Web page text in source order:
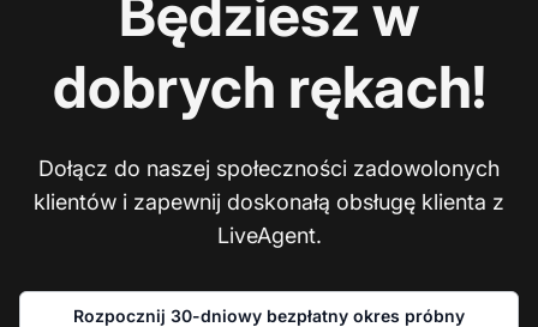
Będziesz w
dobrych rękach!
Dołącz do naszej społeczności zadowolonych
klientów i zapewnij doskonałą obsługę klienta z
LiveAgent.
Rozpocznij 30-dniowy bezpłatny okres próbny